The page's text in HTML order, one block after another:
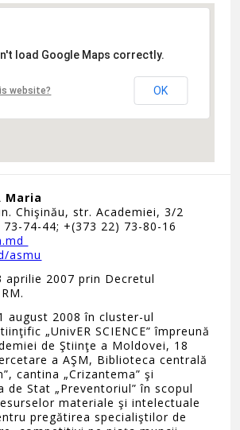
load Google Maps correctly.
website? OK
Maria
Chişinău, str. Academiei, 3/2
74-44; +(373 22) 73-80-16
asmu
aprilie 2007 prin Decretul
august 2008 în cluster-ul
„UnivER SCIENCE” împreună
de Ştiinţe a Moldovei, 18
a AŞM, Biblioteca centrală
cantina „Crizantema” şi
de Stat „Preventoriul” în scopul
materiale şi intelectuale
pregătirea specialiştilor de